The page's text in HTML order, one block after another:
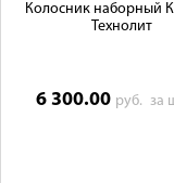
Колосник наборный
Технолит
6 300.00 руб.за